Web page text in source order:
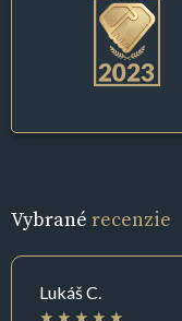
Vybrané recenzie
Lukáš C.